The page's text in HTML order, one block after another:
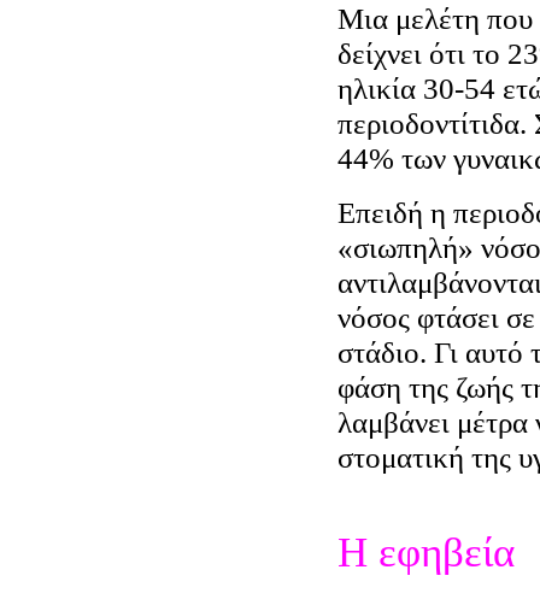
Μια μελέτη που
δείχνει ότι το
ηλικία 30-54
44% των
Επειδή η
«σιωπηλή»
νόσος φτάσει
στάδιο. Γι αυτό
φάση της ζωής
λαμβάνει μέτρα
στοματική της
Η εφηβεία